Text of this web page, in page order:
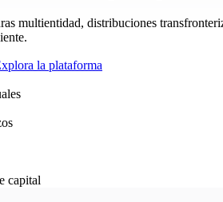
multientidad, distribuciones
la plataforma
capital